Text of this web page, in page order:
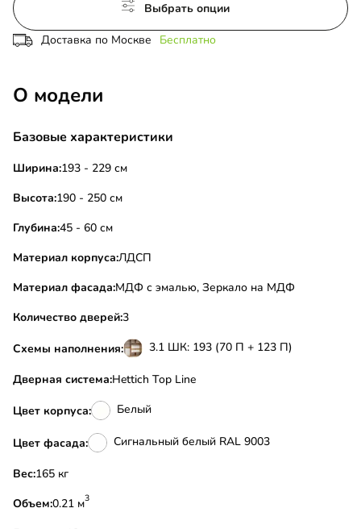
Выбрать опции
Доставка по Москве Бесплатно
О модели
Базовые характеристики
Ширина:193 - 229 см
Высота:190 - 250 см
Глубина:45 - 60 см
Материал корпуса:ЛДСП
Материал фасада:МДФ с эмалью, Зеркало на МДФ
Количество дверей:3
Схемы наполнения: 3.1 ШК: 193 (70 П + 123 П)
Дверная система:Hettich Top Line
Цвет корпуса: Белый
Цвет фасада: Сигнальный белый RAL 9003
Вес:
165 кг
Объем:
0.21 м3